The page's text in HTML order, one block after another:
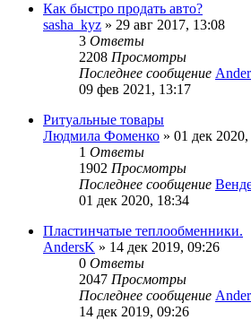
Как быстро продать авто?
sasha_kyz » 29 авг 2017, 13:08
3 Ответы
2208 Просмотры
Последнее сообщение
09 фев 2021, 13:17
Ритуальные товары
Людмила Фоменко » 01 дек 2020,
1 Ответы
1902 Просмотры
Последнее сообщение
01 дек 2020, 18:34
Пластинчатые теплообменники.
AndersK » 14 дек 2019, 09:26
0 Ответы
2047 Просмотры
Последнее сообщение
14 дек 2019, 09:26